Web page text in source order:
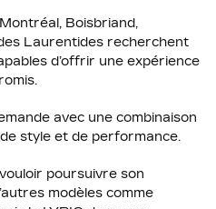
Boisbriand,
Laurentides recherchent
d’offrir une expérience
avec une combinaison
style et de performance.
poursuivre son
modèles comme